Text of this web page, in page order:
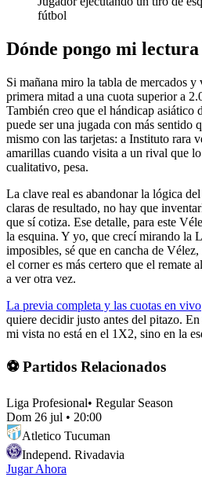
fútbol
Dónde pongo mi
Si mañana miro la tabla de mercados y
primera mitad a una cuota superior a
También creo que el hándicap asiático
puede ser una jugada con más sentido
mismo con las tarjetas: a Instituto rara
amarillas cuando visita a un rival que
cualitativo, pesa.
La clave real es abandonar la lógica
claras de resultado, no hay que
que sí cotiza. Ese detalle, para este
la esquina. Y yo, que crecí mirando la
imposibles, sé que en cancha de
el corner es más certero que el remate
a ver otra vez.
La previa completa y las cuotas en vivo
quiere decidir justo antes del pitazo.
mi vista no está en el 1X2, sino en la
⚽ Partidos Relacionados
Liga Profesional• Regular Season
Dom 26 jul • 20:00
Atletico Tucuman
Independ. Rivadavia
Jugar Ahora